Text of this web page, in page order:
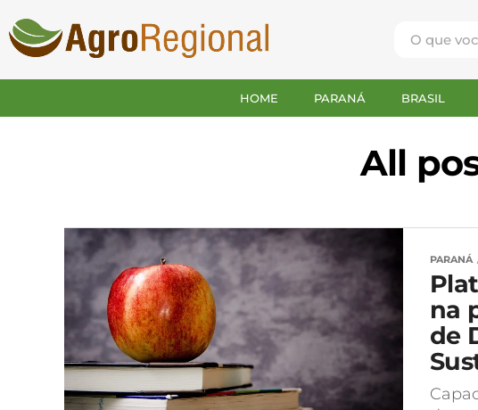
HOME PARANÁ BRASIL
All
PARANÁ
na
de